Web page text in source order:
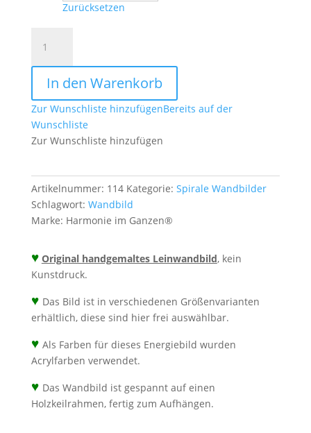
Zurücksetzen
Spirale
Solarplexus
Gold
ab
Größe
50cm
50cm
-
Energiebild
handgemalt
In den Warenkorb
Zur Wunschliste hinzufügenBereits auf der
Wunschliste
Zur Wunschliste hinzufügen
Artikelnummer: 114 Kategorie: Spirale Wandbilder
Schlagwort: Wandbild
Marke: Harmonie im Ganzen®
♥ Original handgemaltes Leinwandbild, kein
Kunstdruck.
♥ Das Bild ist in verschiedenen Größenvarianten
erhältlich, diese sind hier frei auswählbar.
♥ Als Farben für dieses Energiebild wurden
Acrylfarben verwendet.
♥ Das Wandbild ist gespannt auf einen
Holzkeilrahmen, fertig zum Aufhängen.